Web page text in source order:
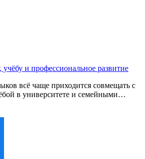
и профессиональное развитие
всё чаще приходится совмещать с
в университете и семейными…